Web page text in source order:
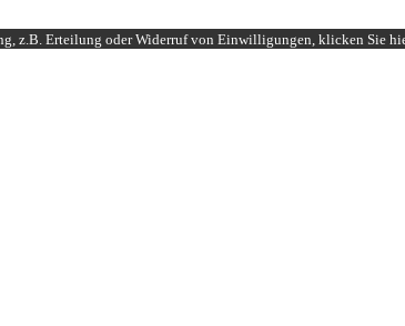
z.B. Erteilung oder Widerruf von Einwilligungen, klicken Sie